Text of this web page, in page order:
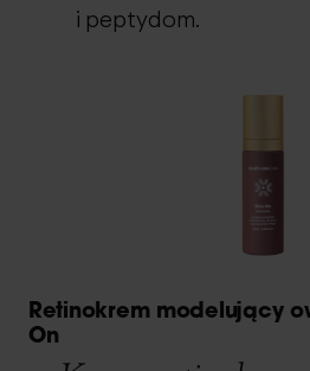
i peptydom.
Retinokrem modelujący
On